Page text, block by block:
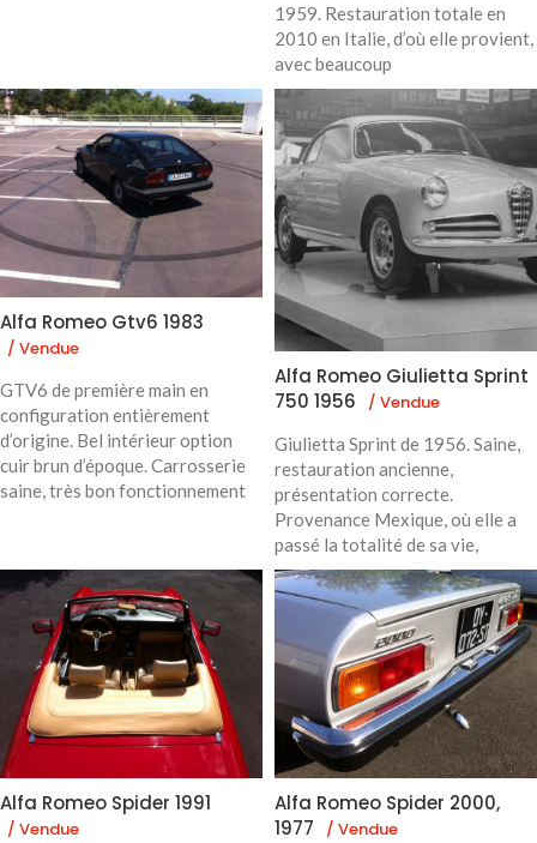
1959. Restauration totale en
2010 en Italie, d’où elle provient,
avec beaucoup
Alfa Romeo Gtv6 1983
/ Vendue
GTV6 de première main en
configuration entièrement
d’origine. Bel intérieur option
cuir brun d’époque. Carrosserie
saine, très bon fonctionnement
Alfa Romeo Giulietta Sprint
750 1956
/ Vendue
Giulietta Sprint de 1956. Saine,
restauration ancienne,
présentation correcte.
Provenance Mexique, où elle a
passé la totalité de sa vie,
Alfa Romeo Spider 1991
/ Vendue
Alfa Romeo Spider 2000,
1977
/ Vendue